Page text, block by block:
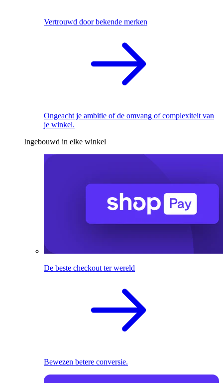
Vertrouwd door bekende merken
Ongeacht je ambitie of de omvang of complexiteit van
je winkel.
Ingebouwd in elke winkel
De beste checkout ter wereld
Bewezen betere conversie.